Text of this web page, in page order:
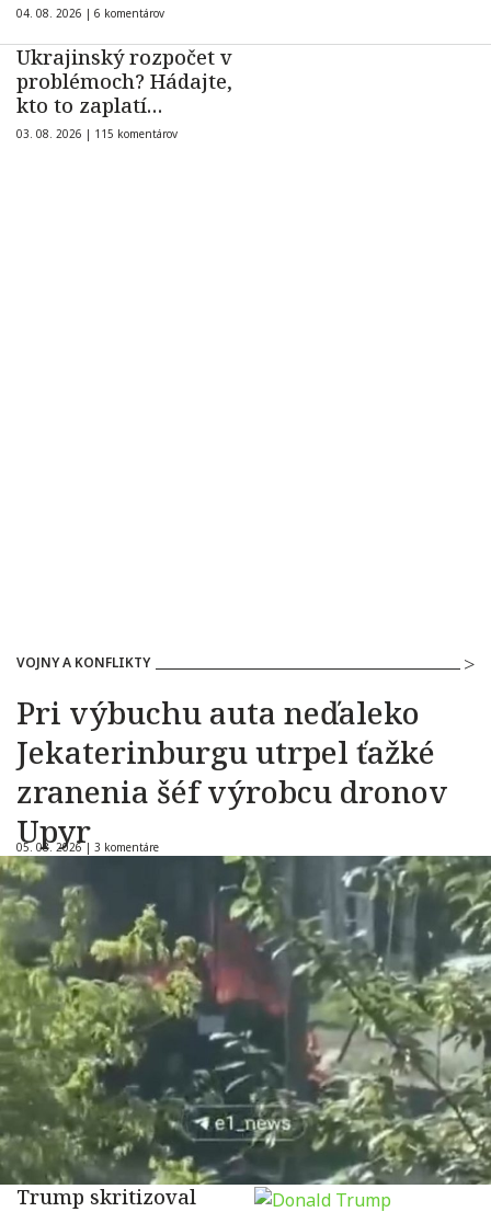
04. 08. 2026 | 6 komentárov
Ukrajinský rozpočet v
problémoch? Hádajte,
kto to zaplatí…
03. 08. 2026 | 115 komentárov
VOJNY A KONFLIKTY
Pri výbuchu auta neďaleko
Jekaterinburgu utrpel ťažké
zranenia šéf výrobcu dronov
Upyr
05. 08. 2026 | 3 komentáre
Trump skritizoval